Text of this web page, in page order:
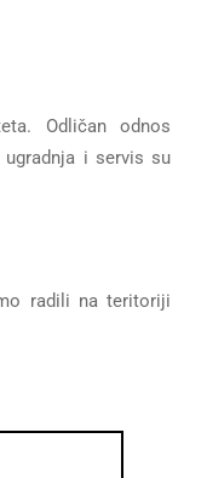
Odličan odnos
i servis su
radili na teritoriji